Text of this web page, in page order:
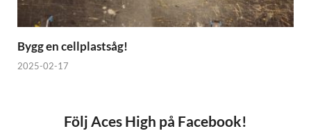
Bygg en cellplastsåg!
2025-02-17
Följ Aces High på Facebook!